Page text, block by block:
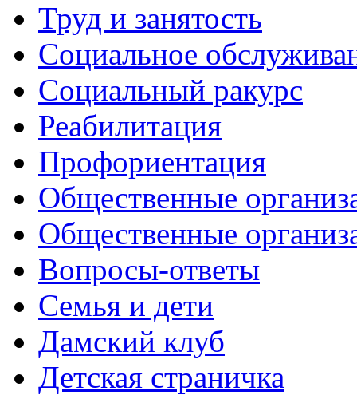
Труд и занятость
Социальное
Социальный ракурс
Реабилитация
Профориентация
Общественные
Общественные
Вопросы-ответы
Семья и дети
Дамский клуб
Детская страничка